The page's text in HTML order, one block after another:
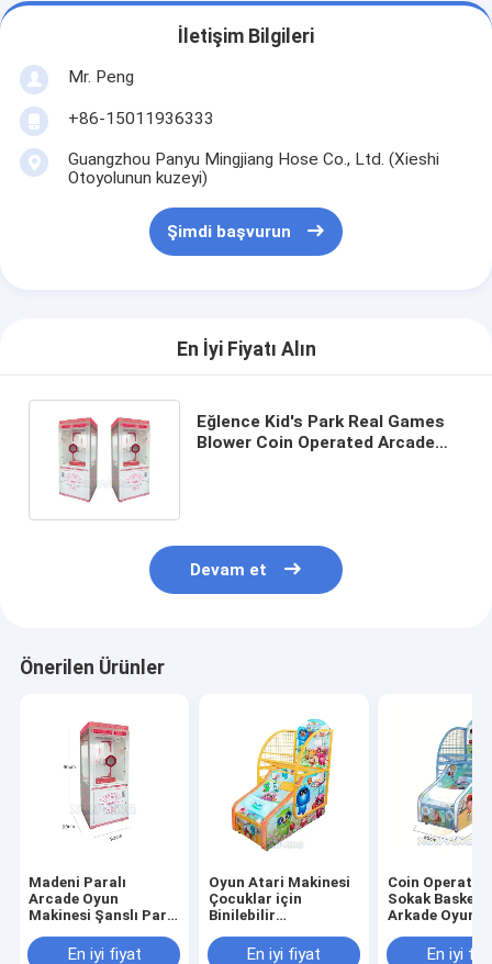
Boks yumruk makinesi
atari oyun makinesi
Arkade Hava Hockey Masası
jetonlu Kiddie Ride
İletişim Bilgileri
Mr. Peng
+86-15011936333
Guangzhou Panyu Mingjiang Hose Co., Ltd. (Xieshi
Otoyolunun kuzeyi)
Şimdi başvurun
En İyi Fiyatı Alın
Eğlence Kid's Park Real Games
Blower Coin Operated Arcade
Devam et
Önerilen Ürünler
Madeni Paralı
Arcade Oyun
Makinesi Şanslı Para
İşletmeler İçin,
En iyi fiyat
Oyun Atari Makinesi
Çocuklar için
Binilebilir
Basketbol Oyunu
En iyi fiyat
Coin Operated
Sokak
Arkade Oyun
Basketbol Atış
En iyi